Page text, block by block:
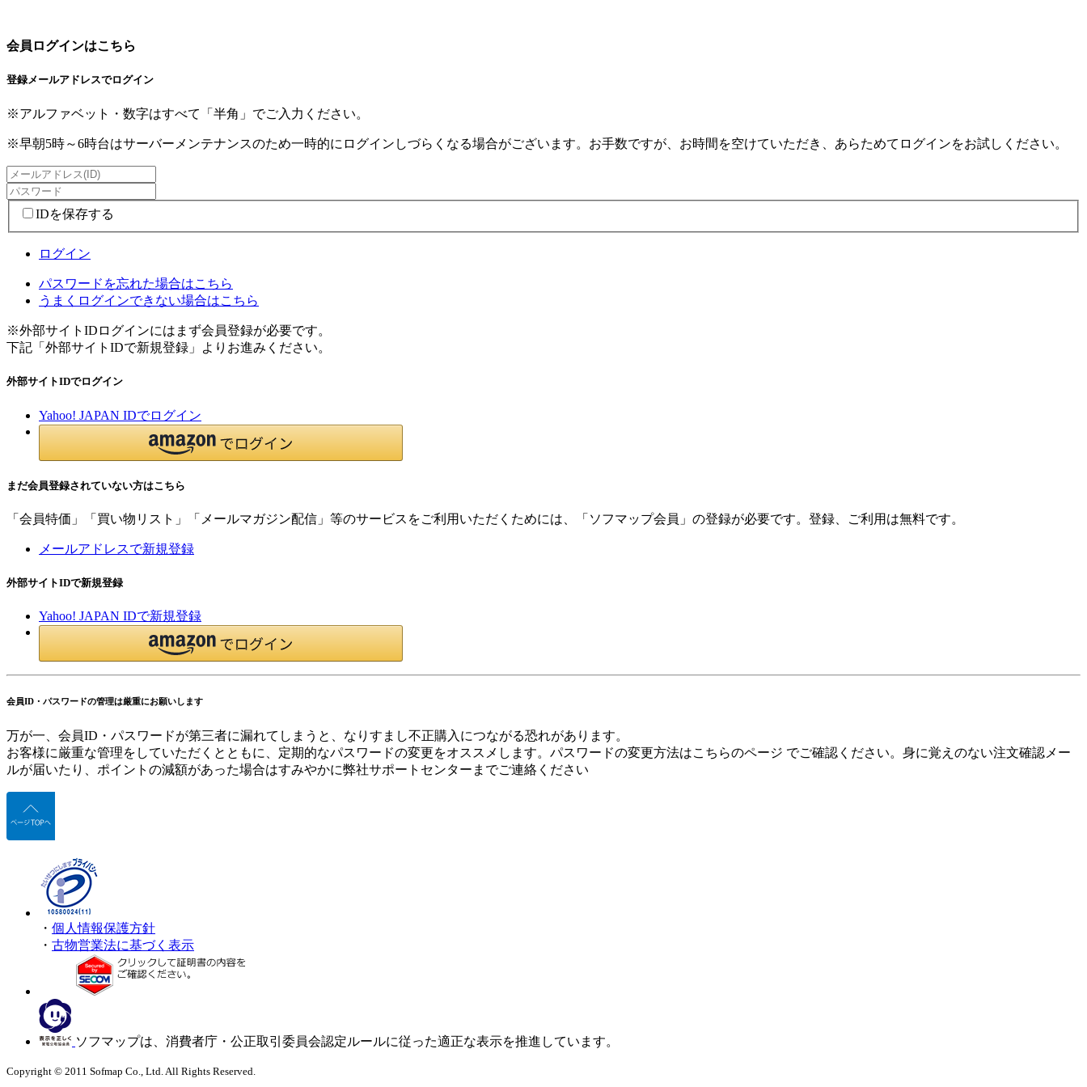
会員ログインはこちら
登録メールアドレスでログイン
※アルファベット・数字はすべて「半角」でご入力ください。
※早朝5時～6時台はサーバーメンテナンスのため一時的にログインしづらくなる場合がございます。お手数ですが、お時間を空けていただき、あらためてログインをお試しください。
IDを保存する
ログイン
パスワードを忘れた場合はこちら
うまくログインできない場合はこちら
※外部サイトIDログインにはまず会員登録が必要です。
下記「外部サイトIDで新規登録」よりお進みください。
外部サイトIDでログイン
Yahoo! JAPAN IDでログイン
まだ会員登録されていない方はこちら
「会員特価」「買い物リスト」「メールマガジン配信」等のサービスをご利用いただくためには、「ソフマップ会員」の登録が必要です。登録、ご利用は無料です。
メールアドレスで新規登録
外部サイトIDで新規登録
Yahoo! JAPAN IDで新規登録
会員ID・パスワードの管理は厳重にお願いします
万が一、会員ID・パスワードが第三者に漏れてしまうと、なりすまし不正購入につながる恐れがあります。
お客様に厳重な管理をしていただくとともに、定期的なパスワードの変更をオススメします。パスワードの変更方法はこちらのページ でご確認ください。身に覚えのない注文確認メー
ルが届いたり、ポイントの減額があった場合はすみやかに弊社サポートセンターまでご連絡ください
・ 個人情報保護方針
・ 古物営業法に基づく表示
ソフマップは、消費者庁・公正取引委員会認定ルールに従った適正な表示を推進しています。
Copyright © 2011 Sofmap Co., Ltd. All Rights Reserved.